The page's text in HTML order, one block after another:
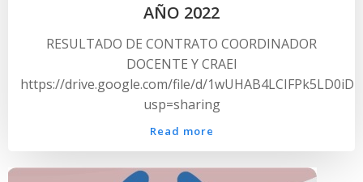
AÑO 2022
RESULTADO DE CONTRATO COORDINADOR
DOCENTE Y CRAEI
https://drive.google.com/file/d/
usp=sharing
Read more